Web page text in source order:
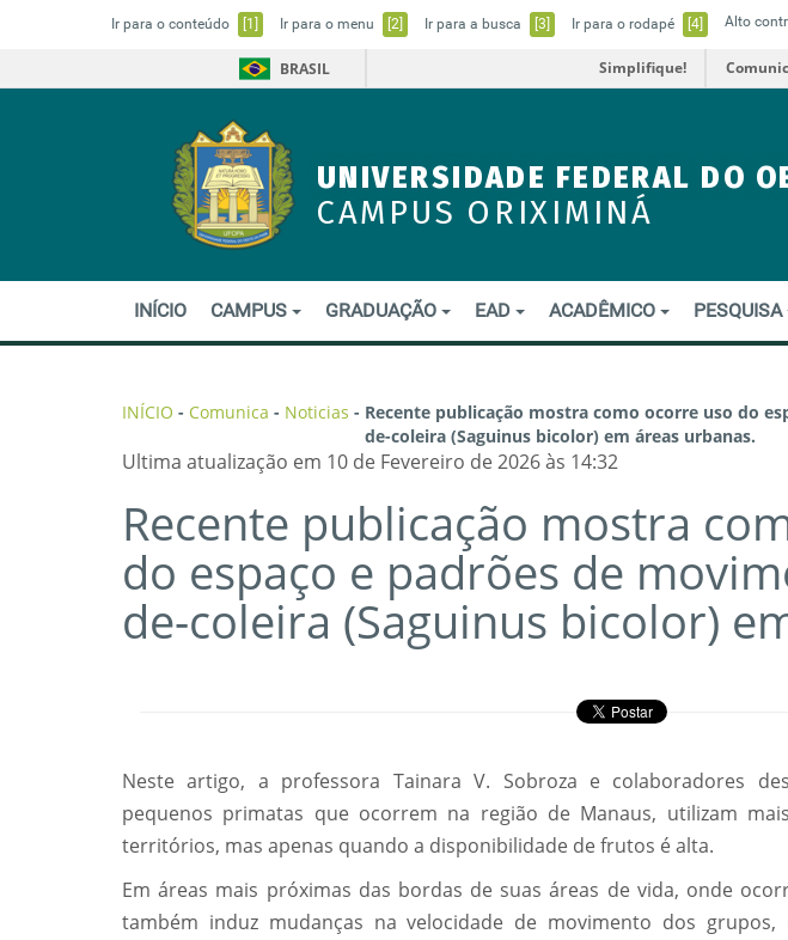
Ir para o conteúdo [1] Ir para o menu [2] Ir para a busca [3] Ir para o rodapé [4] Alto
BRASIL Simplifique!
UNIVERSIDADE FEDERAL DO
CAMPUS ORIXIMINÁ
INÍCIO CAMPUS GRADUAÇÃO EAD ACADÊMICO PESQUISA
INÍCIO - Comunica - Noticias - Recente publicação mostra como ocorre uso do
de-coleira (Saguinus bicolor) em áreas urbanas.
Ultima atualização em 10 de Fevereiro de 2026 às 14:32
Recente publicação mostra
do espaço e padrões de
de-coleira (Saguinus bicolor)
Neste artigo, a professora Tainara V. Sobroza e colaboradores
pequenos primatas que ocorrem na região de Manaus, utilizam
territórios, mas apenas quando a disponibilidade de frutos é alta.
Em áreas mais próximas das bordas de suas áreas de vida, onde
também induz mudanças na velocidade de movimento dos